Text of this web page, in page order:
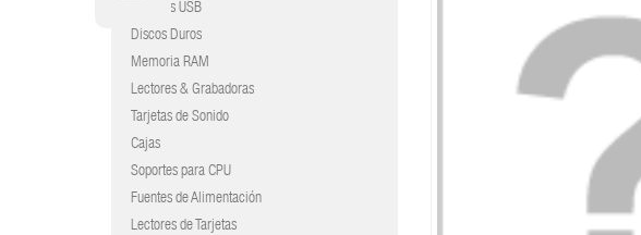
Gráficas USB
Discos Duros
Memoria RAM
Lectores & Grabadoras
Tarjetas de Sonido
Cajas
Soportes para CPU
Fuentes de Alimentación
Lectores de Tarjetas